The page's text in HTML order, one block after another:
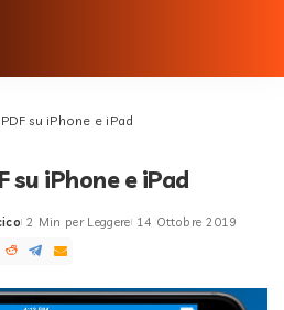
su iPhone e iPad
su iPhone e iPad
2 Min per Leggere 14 Ottobre 2019